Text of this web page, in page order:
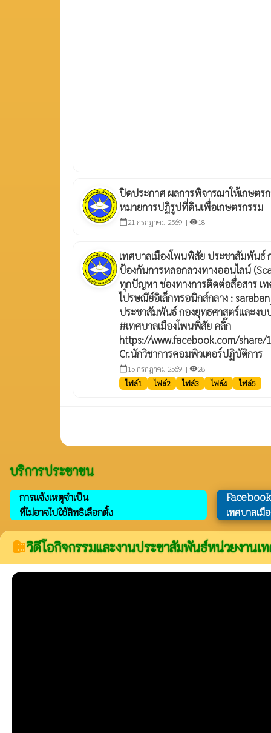
ปิดประกาศ ผลการพิจารณาให้เกษตร
หมายการปฏิรูปที่ดินเพื่อเกษตรกรรม
calendar_today 21 กรกฎาคม 2569 | visibility18
เทศบาลเมืองโพนพิสัย ประชาสัมพันธ์
ป้องกันการหลอกลวงทางออนไลน์
ทุกปัญหา ช่องทางการติดต่อสื่อสาร เ
ไปรษณีย์อิเล็กทรอนิกส์กลาง :
ประชาสัมพันธ์ กองยุทธศาสตร์และงบ
#เทศบาลเมืองโพนพิสัย คลิ๊ก
https://www.facebook.com/share/
Cr.นักวิชาการคอมพิวเตอร์ปฏิบัติการ
calendar_today 15 กรกฎาคม 2569 | visibility28
ไฟล์1
ไฟล์2 ไฟล์3 ไฟล์4 ไฟล์5
บริการประชาชน
การแจ้งเหตุจำเป็น
ที่ไม่อาจไปใช้สิทธิเลือกตั้ง
Facebook
เทศบาลเ
camera_rollวิดีโอกิจกรรมและงานประชาสัมพันธ์หน่วยงานเ